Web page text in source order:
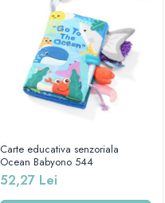
Carte educativa senzoriala
Ocean Babyono 544
52,27 Lei